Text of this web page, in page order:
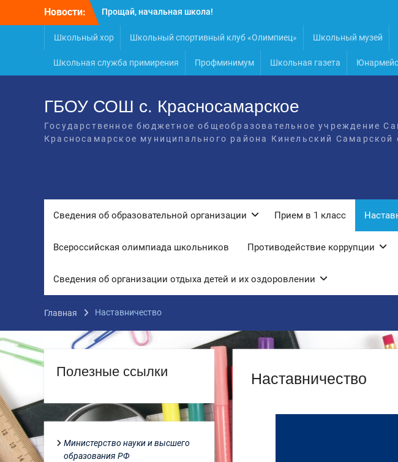
Новости:
Прощай, начальная школа!
Расписание консультаций выпускников
Класс года
Последний звонок
Онлайн-урок от Академии ТОП
семейный бюджет»
Школьный хор Школьный спортивный клуб «Олимпиец» Школьный музей
Школьная служба примирения Профминимум Школьная газета
ГБОУ СОШ с. Красносамарское
Государственное бюджетное общеобразовательное учреждение
Красносамарское муниципального района Кинельский Самарской
Cведения об образовательной организации Прием в 1 класс
Всероссийская олимпиада школьников Противодействие коррупции
Сведения об организации отдыха детей и их оздоровлении
Главная Наставничество
Наставничество
Полезные ссылки
Министерство науки и высшего
образования РФ